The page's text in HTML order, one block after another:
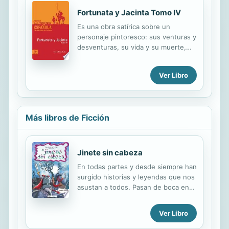
Palmas de Gran Canaria en 1843.
Compaginó su faceta de novelista
con crónicas periodísticas, obras de
teatro e incluso una carrera política.
autores españoles que mejor
representan el realismo español del
S. XIX; sus novelas se alejaron de ...
Fortunata y Jacinta Tomo IV
Es una obra satírica sobre un
personaje pintoresco: sus venturas y
desventuras, su vida y su muerte,
dominación española en México.
Muestra el folclore y las tradiciones
pintoresco personaje, y el apogeo
colonial mexicano.
Ver Libro
Más libros de Ficción
Jinete sin cabeza
En todas partes y desde siempre han
surgido historias y leyendas que nos
asustan a todos. Pasan de boca en
de los más valientes.Así le pasó al
personaje de nuestra historia,
Ver Libro